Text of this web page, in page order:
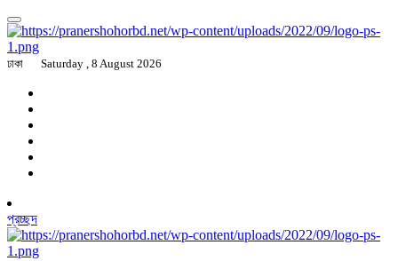
ঢাকা Saturday , 8 August 2026
প্রচ্ছদ